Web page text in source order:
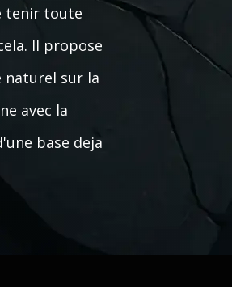
tenir toute
Il propose
naturel sur la
avec la
base deja